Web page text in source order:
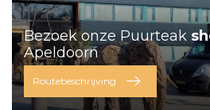
Bezoek onze Puurteak
Apeldoorn
Routebeschrijving